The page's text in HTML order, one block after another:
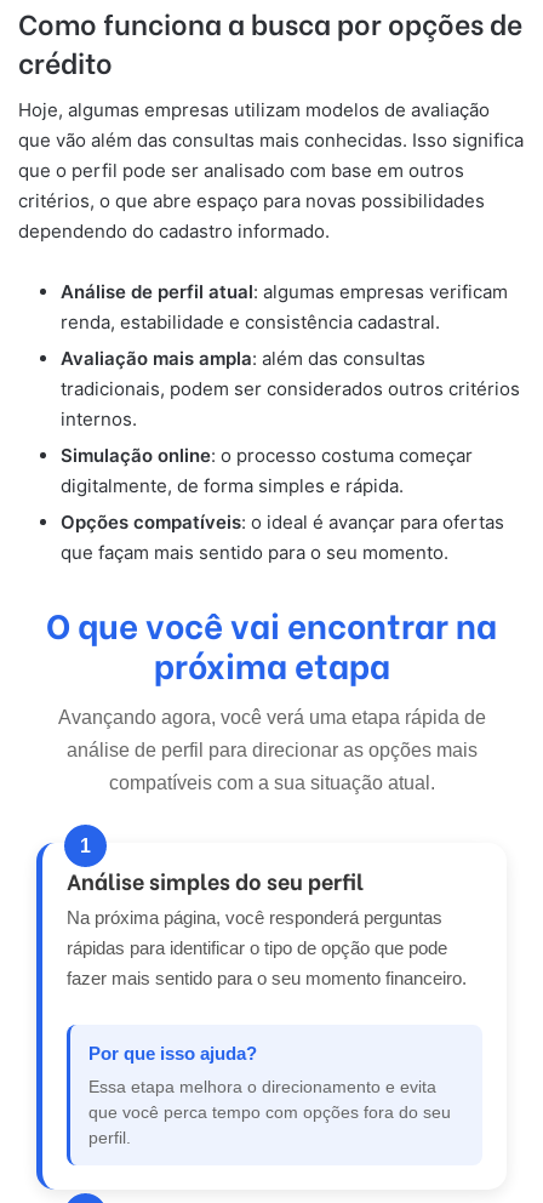
Como funciona a busca por opções de
crédito
Hoje, algumas empresas utilizam modelos de avaliação
que vão além das consultas mais conhecidas. Isso significa
que o perfil pode ser analisado com base em outros
critérios, o que abre espaço para novas possibilidades
dependendo do cadastro informado.
Análise de perfil atual: algumas empresas verificam
renda, estabilidade e consistência cadastral.
Avaliação mais ampla: além das consultas
tradicionais, podem ser considerados outros critérios
internos.
Simulação online: o processo costuma começar
digitalmente, de forma simples e rápida.
Opções compatíveis: o ideal é avançar para ofertas
que façam mais sentido para o seu momento.
O que você vai encontrar na
próxima etapa
Avançando agora, você verá uma etapa rápida de
análise de perfil para direcionar as opções mais
compatíveis com a sua situação atual.
1
Análise simples do seu perfil
Na próxima página, você responderá perguntas
rápidas para identificar o tipo de opção que pode
fazer mais sentido para o seu momento financeiro.
Por que isso ajuda?
Essa etapa melhora o direcionamento e evita
que você perca tempo com opções fora do seu
perfil.